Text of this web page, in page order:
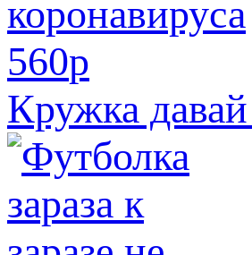
560p
Кружка